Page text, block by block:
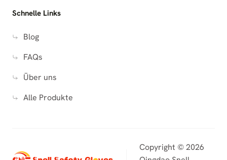
Schnelle Links
Blog
FAQs
Über uns
Alle Produkte
Copyright © 2026